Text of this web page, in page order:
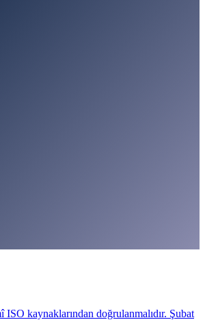
kaynaklarından doğrulanmalıdır. Şubat